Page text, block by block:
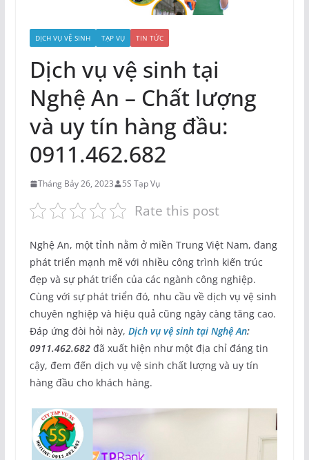
DỊCH VỤ VỆ SINH TẠP VỤ TIN TỨC
Dịch vụ vệ sinh tại
Nghệ An – Chất lượng
và uy tín hàng đầu:
0911.462.682
Tháng Bảy 26, 2023 5S Tạp Vụ
Rate this post
Nghệ An, một tỉnh nằm ở miền Trung Việt Nam, đang
phát triển mạnh mẽ với nhiều công trình kiến trúc
đẹp và sự phát triển của các ngành công nghiệp.
Cùng với sự phát triển đó, nhu cầu về dịch vụ vệ sinh
chuyên nghiệp và hiệu quả cũng ngày càng tăng cao.
Đáp ứng đòi hỏi này, Dịch vụ vệ sinh tại Nghệ An:
0911.462.682 đã xuất hiện như một địa chỉ đáng tin
cậy, đem đến dịch vụ vệ sinh chất lượng và uy tín
hàng đầu cho khách hàng.